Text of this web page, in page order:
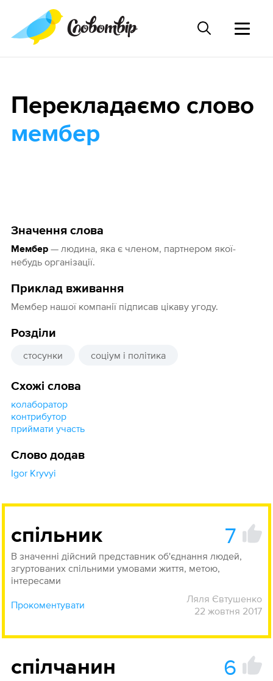
Значення слова
Мембер— людина, яка є членом, партнером якої-
небудь організації.
Приклад вживання
Мембер нашої компанії підписав цікаву угоду.
Розділи
стосунки соціум і політика
Схожі слова
колаборатор
контрибутор
приймати участь
Слово додав
Igor Kryvyi
Перекладаємо слово
мембер
спільник 7
В значенні дійсний представник об'єднання людей,
згуртованих спільними умовами життя, метою,
інтересами
Прокоментувати
Ляля Євтушенко
22 жовтня 2017
спілчанин 6